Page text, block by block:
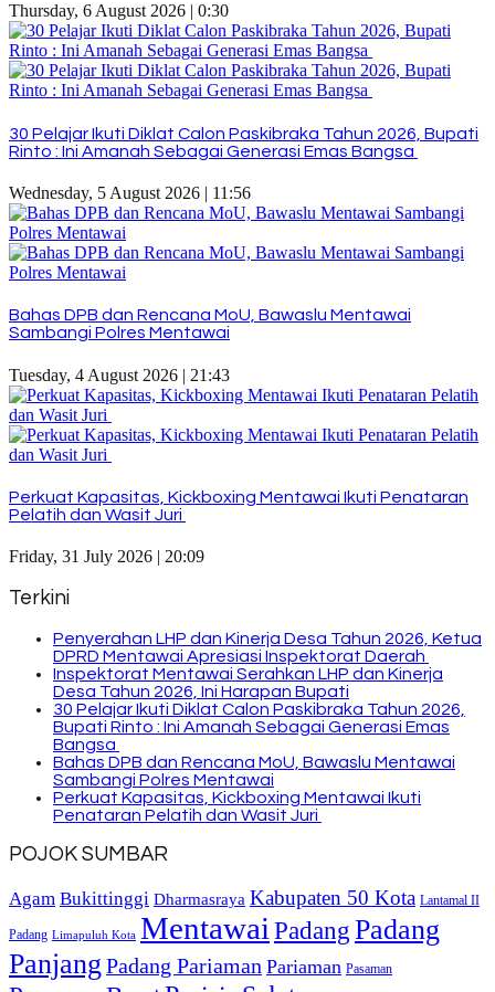
Thursday, 6 August 2026 | 0:30
30 Pelajar Ikuti Diklat Calon Paskibraka Tahun 2026, Bupati
Rinto : Ini Amanah Sebagai Generasi Emas Bangsa
Wednesday, 5 August 2026 | 11:56
Bahas DPB dan Rencana MoU, Bawaslu Mentawai
Sambangi Polres Mentawai
Tuesday, 4 August 2026 | 21:43
Perkuat Kapasitas, Kickboxing Mentawai Ikuti Penataran
Pelatih dan Wasit Juri
Friday, 31 July 2026 | 20:09
Terkini
Penyerahan LHP dan Kinerja Desa Tahun 2026, Ketua
DPRD Mentawai Apresiasi Inspektorat Daerah
Inspektorat Mentawai Serahkan LHP dan Kinerja
Desa Tahun 2026, Ini Harapan Bupati
30 Pelajar Ikuti Diklat Calon Paskibraka Tahun 2026,
Bupati Rinto : Ini Amanah Sebagai Generasi Emas
Bangsa
Bahas DPB dan Rencana MoU, Bawaslu Mentawai
Sambangi Polres Mentawai
Perkuat Kapasitas, Kickboxing Mentawai Ikuti
Penataran Pelatih dan Wasit Juri
POJOK SUMBAR
Agam Bukittinggi Dharmasraya Kabupaten 50 Kota Lantamal II
Padang Limapuluh Kota Mentawai PadangPadang
Panjang Padang Pariaman Pariaman Pasaman